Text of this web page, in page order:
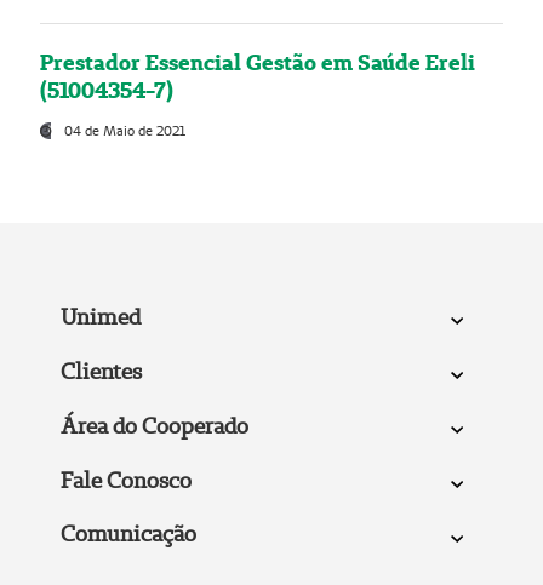
Prestador Essencial Gestão em Saúde Ereli
(51004354-7)
04 de Maio de 2021
Unimed
Clientes
Área do Cooperado
Fale Conosco
Comunicação